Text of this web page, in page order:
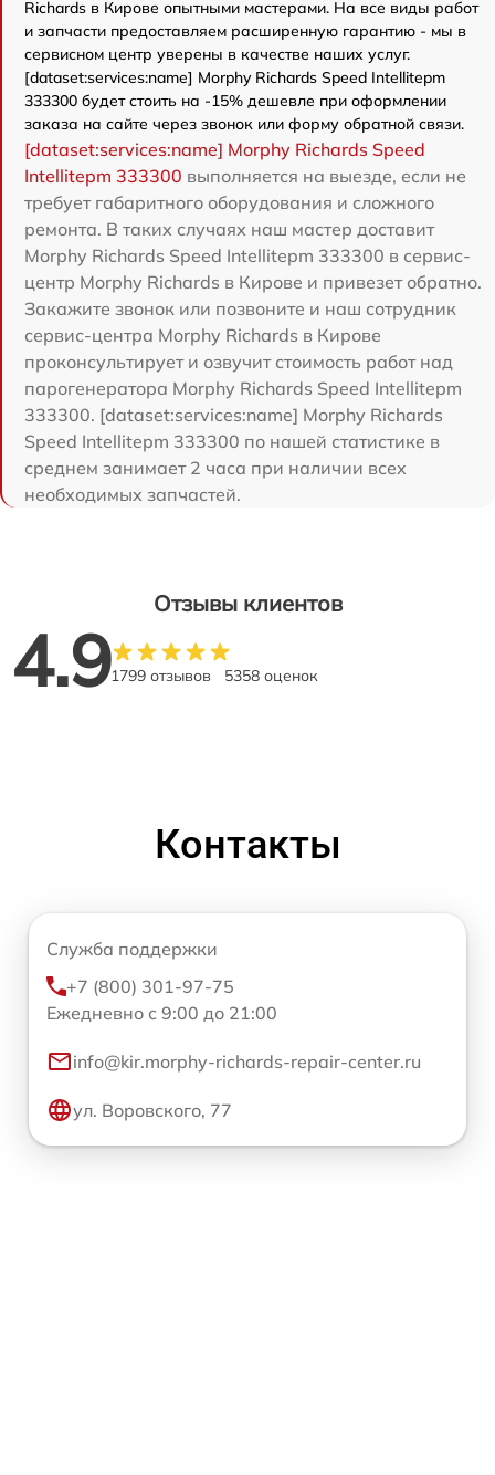
Richards в Кирове опытными мастерами. На все виды работ
и запчасти предоставляем расширенную гарантию - мы в
сервисном центр уверены в качестве наших услуг.
[dataset:services:name] Morphy Richards Speed Intellitepm
333300 будет стоить на -15% дешевле при оформлении
заказа на сайте через звонок или форму обратной связи.
[dataset:services:name] Morphy Richards Speed
Intellitepm 333300 выполняется на выезде, если не
требует габаритного оборудования и сложного
ремонта. В таких случаях наш мастер доставит
Morphy Richards Speed Intellitepm 333300 в сервис-
центр Morphy Richards в Кирове и привезет обратно.
Закажите звонок или позвоните и наш сотрудник
сервис-центра Morphy Richards в Кирове
проконсультирует и озвучит стоимость работ над
парогенератора Morphy Richards Speed Intellitepm
333300. [dataset:services:name] Morphy Richards
Speed Intellitepm 333300 по нашей статистике в
среднем занимает 2 часа при наличии всех
необходимых запчастей.
Отзывы клиентов
4.91799 отзывов 5358 оценок
Контакты
Служба поддержки
+7 (800) 301-97-75
Ежедневно с 9:00 до 21:00
info@kir.morphy-richards-repair-center.ru
ул. Воровского, 77